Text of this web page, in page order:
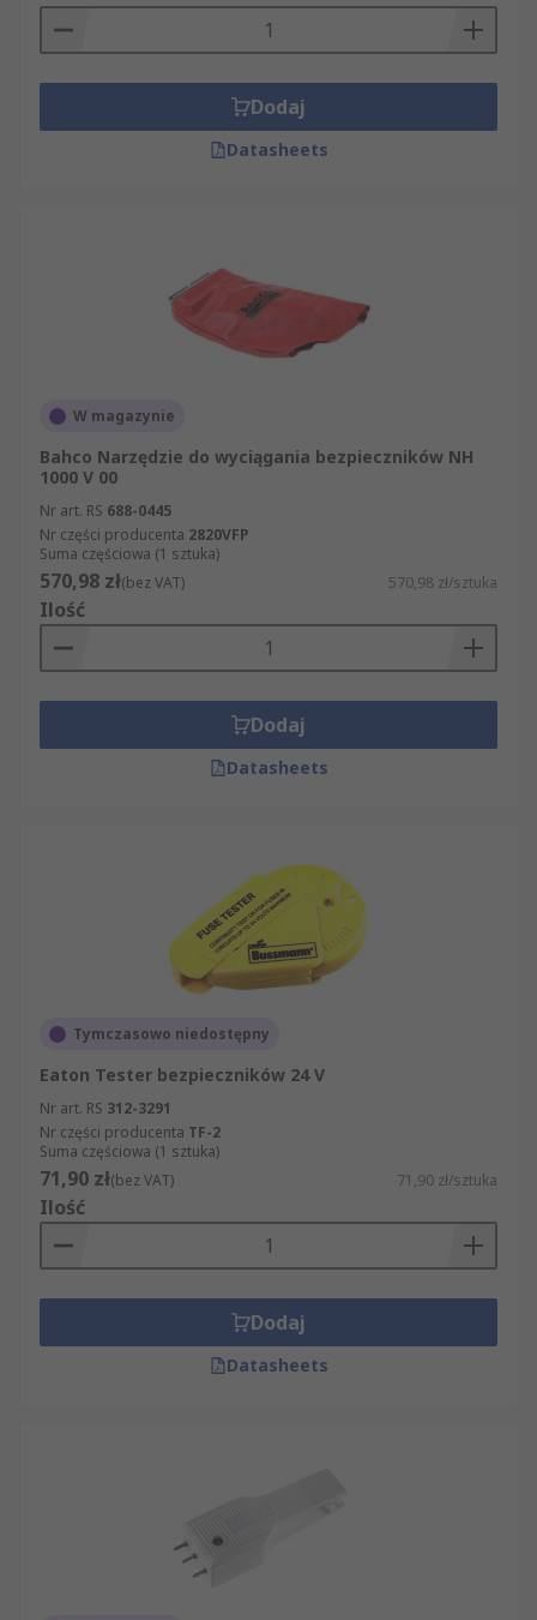
Dodaj
Datasheets
W magazynie
Bahco Narzędzie do wyciągania bezpieczników NH
1000 V 00
Nr art. RS 688-0445
Nr części producenta 2820VFP
Suma częściowa (1 sztuka)
570,98 zł(bez VAT) 570,98 zł/sztuka
Ilość
Dodaj
Datasheets
Tymczasowo niedostępny
Eaton Tester bezpieczników 24 V
Nr art. RS 312-3291
Nr części producenta TF-2
Suma częściowa (1 sztuka)
71,90 zł(bez VAT) 71,90 zł/sztuka
Ilość
Dodaj
Datasheets